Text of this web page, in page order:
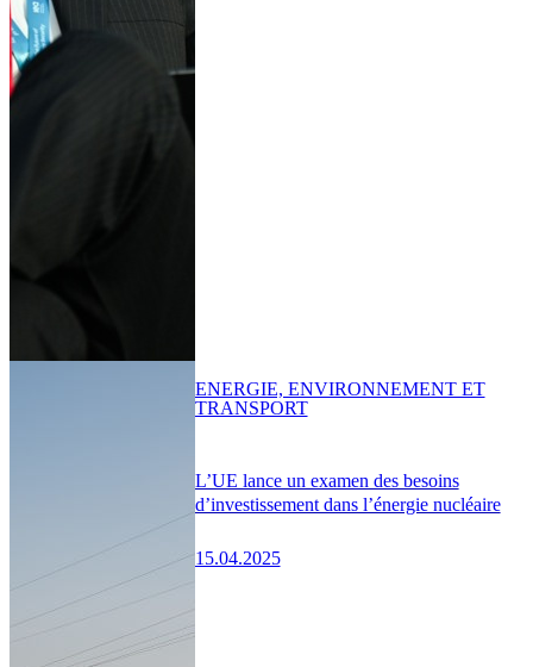
L’UE lance un examen des besoins
d’investissement dans l’énergie nucléaire
15.04.2025
ENERGIE, ENVIRONNEMENT ET
TRANSPORT